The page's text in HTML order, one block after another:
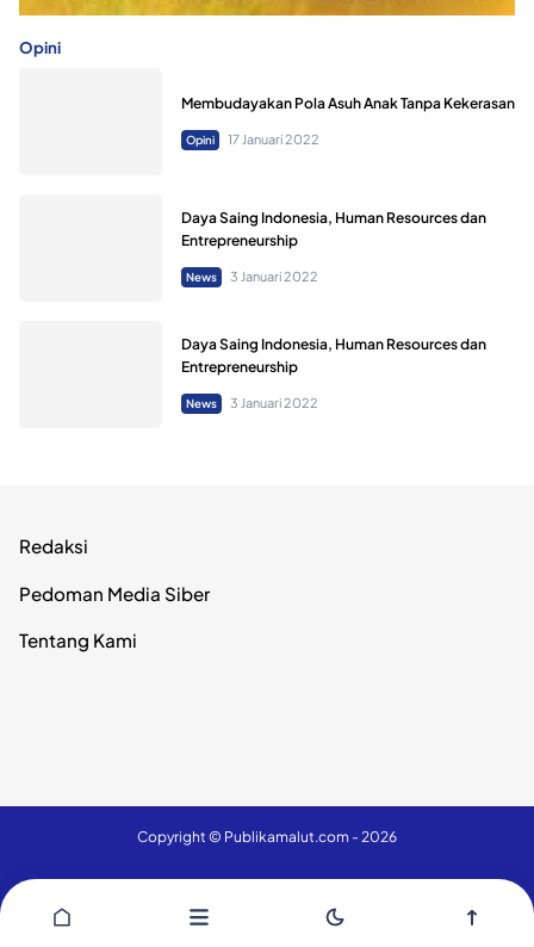
Opini
Membudayakan Pola Asuh Anak Tanpa Kekerasan
Opini 17 Januari 2022
Daya Saing Indonesia, Human Resources dan
Entrepreneurship
News 3 Januari 2022
Daya Saing Indonesia, Human Resources dan
Entrepreneurship
News 3 Januari 2022
Redaksi
Pedoman Media Siber
Tentang Kami
Copyright © Publikamalut.com - 2026